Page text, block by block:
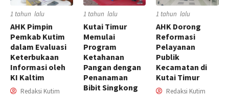
1 tahun lalu
AHK Pimpin
Pemkab Kutim
dalam Evaluasi
Keterbukaan
Informasi oleh
KI Kaltim
Redaksi Kutim
1 tahun lalu
Kutai Timur
Memulai
Program
Ketahanan
Pangan dengan
Penanaman
Bibit Singkong
1 tahun lalu
AHK Dorong
Reformasi
Pelayanan
Publik
Kecamatan di
Kutai Timur
Redaksi Kutim